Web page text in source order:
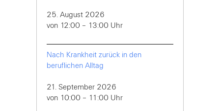
25. August 2026
von 12:00 – 13:00 Uhr
Nach Krankheit zurück in den
beruflichen Alltag
21. September 2026
von 10:00 – 11:00 Uhr